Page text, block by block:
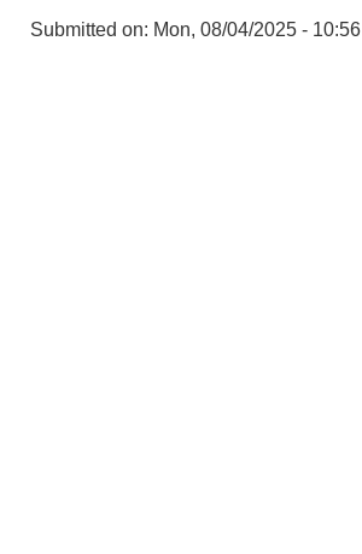
Submitted on: Mon, 08/04/2025 - 10:56